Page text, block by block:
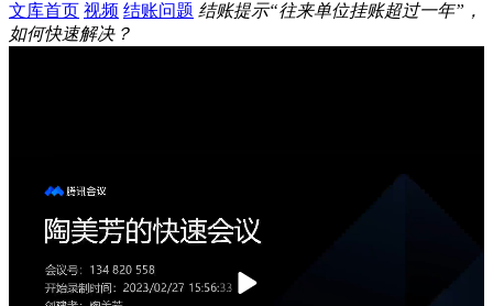
文库首页 视频 结账问题 结账提示“往来单位挂账超过一年”，
如何快速解决？